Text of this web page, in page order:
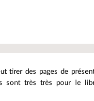
tirer des pages de
sont très très pour le